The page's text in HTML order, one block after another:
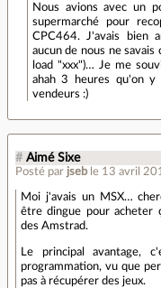
Nous avions avec un
supermarché pour
CPC464. J'avais bien
aucun de nous ne savais
load "xxx")… Je me
ahah 3 heures qu'on
vendeurs :)
# Aimé Sixe
Posté par jseb le 13 avril
Moi j'avais un MSX…
être dingue pour acheter
des Amstrad.
Le principal
programmation, vu que
pas à récupérer des jeux.